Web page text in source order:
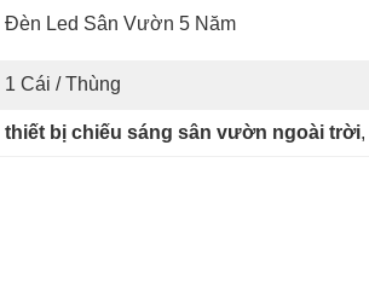
Đèn Led Sân Vườn 5 Năm
1 Cái / Thùng
thiết bị chiếu sáng sân vườn ngoài trời,